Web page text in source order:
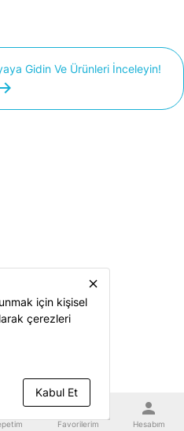
Gidin Ve Ürünleri İnceleyin!
favorite
Favorilerim
person
Hesabım
close
için kişisel
çerezleri
Kabul Et